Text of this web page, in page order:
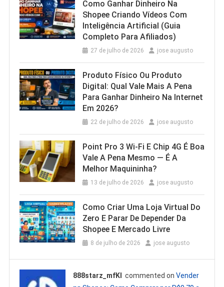
Como Ganhar Dinheiro Na
Shopee Criando Vídeos Com
Inteligência Artificial (Guia
Completo Para Afiliados)
27 de julho de 2026 jose augusto
Produto Físico Ou Produto
Digital: Qual Vale Mais A Pena
Para Ganhar Dinheiro Na Internet
Em 2026?
22 de julho de 2026 jose augusto
Point Pro 3 Wi‑Fi E Chip 4G É Boa
Vale A Pena Mesmo — É A
Melhor Maquininha?
13 de julho de 2026 jose augusto
Como Criar Uma Loja Virtual Do
Zero E Parar De Depender Da
Shopee E Mercado Livre
8 de julho de 2026 jose augusto
888starz_mfKl commented onVender